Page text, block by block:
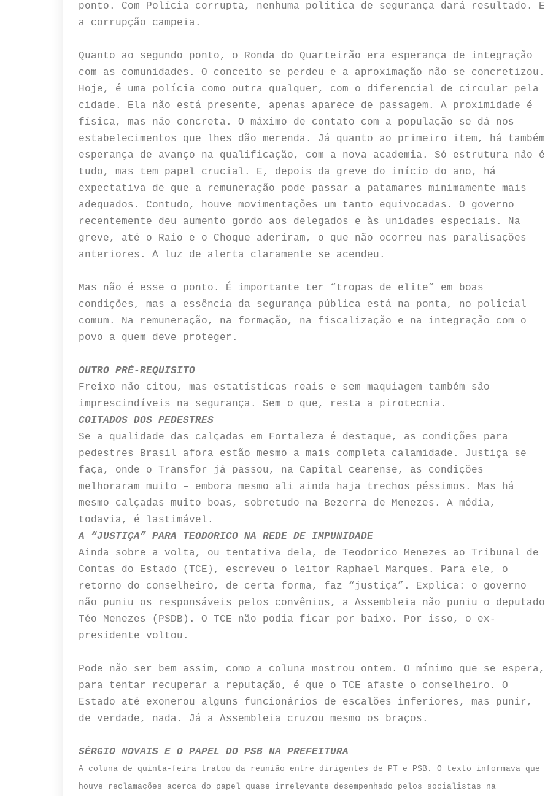
ponto. Com Polícia corrupta, nenhuma política de segurança dará resultado. E
a corrupção campeia.
Quanto ao segundo ponto, o Ronda do Quarteirão era esperança de integração
com as comunidades. O conceito se perdeu e a aproximação não se concretizou.
Hoje, é uma polícia como outra qualquer, com o diferencial de circular pela
cidade. Ela não está presente, apenas aparece de passagem. A proximidade é
física, mas não concreta. O máximo de contato com a população se dá nos
estabelecimentos que lhes dão merenda. Já quanto ao primeiro item, há também
esperança de avanço na qualificação, com a nova academia. Só estrutura não é
tudo, mas tem papel crucial. E, depois da greve do início do ano, há
expectativa de que a remuneração pode passar a patamares minimamente mais
adequados. Contudo, houve movimentações um tanto equivocadas. O governo
recentemente deu aumento gordo aos delegados e às unidades especiais. Na
greve, até o Raio e o Choque aderiram, o que não ocorreu nas paralisações
anteriores. A luz de alerta claramente se acendeu.
Mas não é esse o ponto. É importante ter “tropas de elite” em boas
condições, mas a essência da segurança pública está na ponta, no policial
comum. Na remuneração, na formação, na fiscalização e na integração com o
povo a quem deve proteger.
OUTRO PRÉ-REQUISITO
Freixo não citou, mas estatísticas reais e sem maquiagem também são
imprescindíveis na segurança. Sem o que, resta a pirotecnia.
COITADOS DOS PEDESTRES
Se a qualidade das calçadas em Fortaleza é destaque, as condições para
pedestres Brasil afora estão mesmo a mais completa calamidade. Justiça se
faça, onde o Transfor já passou, na Capital cearense, as condições
melhoraram muito – embora mesmo ali ainda haja trechos péssimos. Mas há
mesmo calçadas muito boas, sobretudo na Bezerra de Menezes. A média,
todavia, é lastimável.
A “JUSTIÇA” PARA TEODORICO NA REDE DE IMPUNIDADE
Ainda sobre a volta, ou tentativa dela, de Teodorico Menezes ao Tribunal de
Contas do Estado (TCE), escreveu o leitor Raphael Marques. Para ele, o
retorno do conselheiro, de certa forma, faz “justiça”. Explica: o governo
não puniu os responsáveis pelos convênios, a Assembleia não puniu o deputado
Téo Menezes (PSDB). O TCE não podia ficar por baixo. Por isso, o ex-
presidente voltou.
Pode não ser bem assim, como a coluna mostrou ontem. O mínimo que se espera,
para tentar recuperar a reputação, é que o TCE afaste o conselheiro. O
Estado até exonerou alguns funcionários de escalões inferiores, mas punir,
de verdade, nada. Já a Assembleia cruzou mesmo os braços.
SÉRGIO NOVAIS E O PAPEL DO PSB NA PREFEITURA
A coluna de quinta-feira tratou da reunião entre dirigentes de PT e PSB. O texto informava que
houve reclamações acerca do papel quase irrelevante desempenhado pelos socialistas na